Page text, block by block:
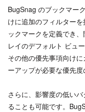
BugSnag のブックマー
けに追加のフィルター
ックマークを定義でき
レイのデフォルト ビュ
その他の優先事項向け
ーアップが必要な優先度
さらに、影響度の低い
ることも可能です。